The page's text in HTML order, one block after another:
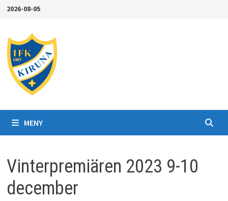
Hoppa
2026-08-05
MENY
Vinterpremiären 2023 9-10
december